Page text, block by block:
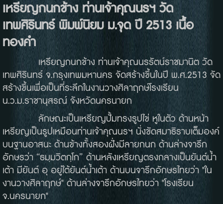
เหรียญกนกข้าง ท่านเจ้าคุณนรฯวัด
เทพศิรินทร์ พิมพ์นิยม ม.จุด ปี2513เนื้อ
ทองคำ
เหรียญกนกข้าง ท่านเจ้าคุณนรรัตน์ราชมานิต วัด
เทพศิรินทร์ จ.กรุงเทพมหานคร จัดสร้างขึ้นในปี พ.ศ.2513 จัด
สร้างขึ้นเพื่อเป็นที่ระลึกในงานวางศิลาฤกษ์โรงเรียน
น.ว.ม.ราชานุสรณ์ จังหวัดนครนายก
ลักษณะเป็นเหรียญปั้มทรงรูปไข่ หูในตัว ด้านหน้า
เหรียญเป็นรูปเหมือนท่านเจ้าคุณนรฯ นั่งขัดสมาธิราบเต็มองค์
บนฐานอาสนะ ด้านข้างทั้งสองฝั่งมีลายกนก ด้านล่างจารึก
อักษรว่า “ธมฺมวิตกฺโก” ด้านหลังเหรียญตรงกลางเป็นยันต์น้ำ
เต้า มียันต์ อุ อยู่ใต้ยันต์น้ำเต้า ด้านบนจารึกอักษรไทยว่า "ใน
งานวางศิลาฤกษ์" ด้านล่างจารึกอักษรไทยว่า "โรงเรียน
จ.นครนายก"